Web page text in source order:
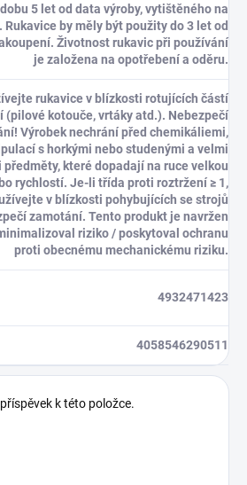
5 let od data výroby, vytištěného na
Rukavice by měly být použity do 3 let od
Životnost rukavic při používání
je založena na opotřebení a oděru.
rukavice v blízkosti rotujících částí
(pilové kotouče, vrtáky atd.). Nebezpečí
Výrobek nechrání před chemikáliemi,
s horkými nebo studenými a velmi
předměty, které dopadají na ruce velkou
rychlostí. Je-li třída proti roztržení ≥ 1,
v blízkosti pohybujících se strojů
zamotání. Tento produkt je navržen
riziko / poskytoval ochranu
proti obecnému mechanickému riziku.
4932471423
4058546290511
k této položce.